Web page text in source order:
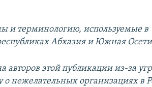
и терминологию, используемые в
Абхазия и Южная
этой публикации из-за
о нежелательных организациях в